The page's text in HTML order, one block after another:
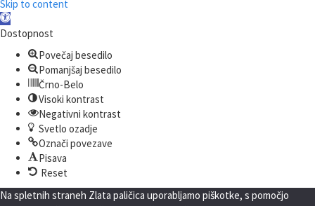
Skip to content
Open
toolbar
Dostopnost
Povečaj besedilo
Pomanjšaj besedilo
Črno-Belo
Visoki kontrast
Negativni kontrast
Svetlo ozadje
Označi povezave
Pisava
Reset
Na spletnih straneh Zlata paličica uporabljamo piškotke, s pomočjo